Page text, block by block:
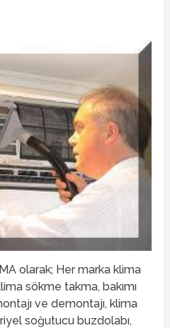
olarak; Her marka klima
sökme takma, bakımı
ve demontajı, klima
soğutucu buzdolabı,